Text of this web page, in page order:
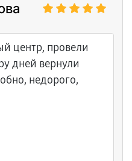
центр, провели
дней вернули
недорого,